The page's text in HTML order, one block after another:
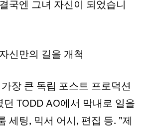
국엔 그녀 자신이 되었습니
신만의 길을 개척
장 큰 독립 포스트 프로덕션
던 TODD AO에서 막내로 일을
세팅, 믹서 어시, 편집 등. "제